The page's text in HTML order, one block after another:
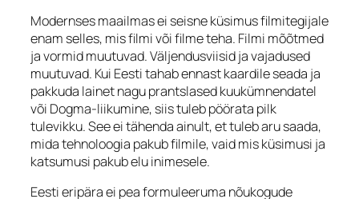
Modernses maailmas ei seisne küsimus filmitegijale
enam selles, mis filmi või filme teha. Filmi mõõtmed
ja vormid muutuvad. Väljendusviisid ja vajadused
muutuvad. Kui Eesti tahab ennast kaardile seada ja
pakkuda lainet nagu prantslased kuukümnendatel
või Dogma-liikumine, siis tuleb pöörata pilk
tulevikku. See ei tähenda ainult, et tuleb aru saada,
mida tehnoloogia pakub filmile, vaid mis küsimusi ja
katsumusi pakub elu inimesele.
Eesti eripära ei pea formuleeruma nõukogude